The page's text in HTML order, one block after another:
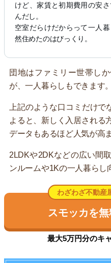
けど、家賃と初期費用の安
んだし。
空室だらけだからって一人
然住めたのはびっくり。
団地はファミリー世帯し
が、一人暮らしもできます。
上記のような口コミだけで
よると、新しく入居される
データもあるほど人気が高
2LDKや2DKなどの広い間
ンルームや1Kの一人暮らし
わざわざ不動産
スモッカを
最大5万円分のキ